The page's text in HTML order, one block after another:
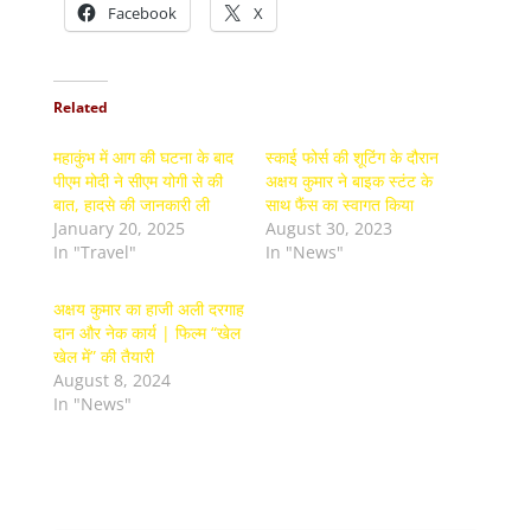
Facebook X
Related
महाकुंभ में आग की घटना के बाद
पीएम मोदी ने सीएम योगी से की
बात, हादसे की जानकारी ली
January 20, 2025
In "Travel"
स्काई फोर्स की शूटिंग के दौरान
अक्षय कुमार ने बाइक स्टंट के
साथ फैंस का स्वागत किया
August 30, 2023
In "News"
अक्षय कुमार का हाजी अली दरगाह
दान और नेक कार्य | फिल्म “खेल
खेल में” की तैयारी
August 8, 2024
In "News"